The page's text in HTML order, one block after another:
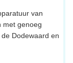
van
met genoeg
Dodewaard en